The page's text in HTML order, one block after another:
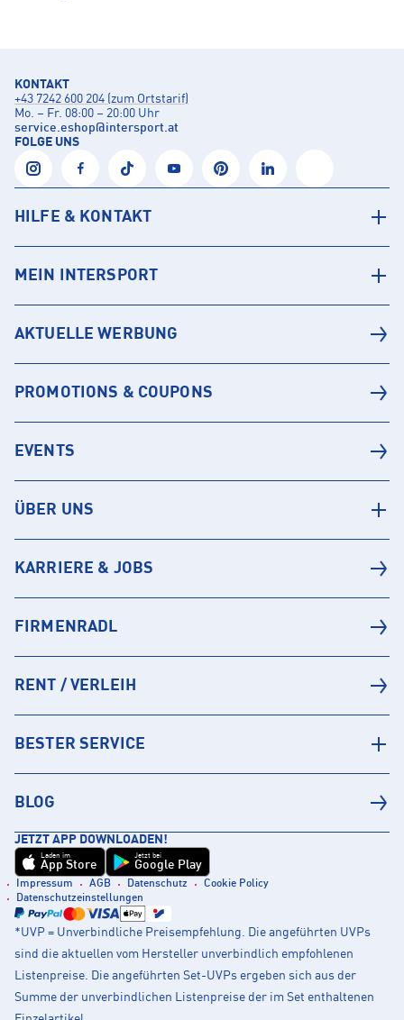
KONTAKT
+43 7242 600 204 (zum Ortstarif)
Mo. – Fr. 08:00 – 20:00 Uhr
service.eshop@intersport.at
FOLGE UNS
HILFE & KONTAKT
MEIN INTERSPORT
AKTUELLE WERBUNG
PROMOTIONS & COUPONS
EVENTS
ÜBER UNS
KARRIERE & JOBS
FIRMENRADL
RENT / VERLEIH
BESTER SERVICE
BLOG
JETZT APP DOWNLOADEN!
Laden im
App Store
Jetzt bei
Google Play
Impressum AGB Datenschutz
Cookie Policy
Datenschutzeinstellungen
*UVP = Unverbindliche Preisempfehlung. Die angeführten UVPs
sind die aktuellen vom Hersteller unverbindlich empfohlenen
Listenpreise. Die angeführten Set-UVPs ergeben sich aus der
Summe der unverbindlichen Listenpreise der im Set enthaltenen